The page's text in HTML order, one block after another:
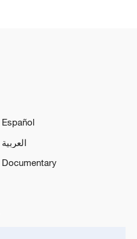
Español
العربية
Documentary